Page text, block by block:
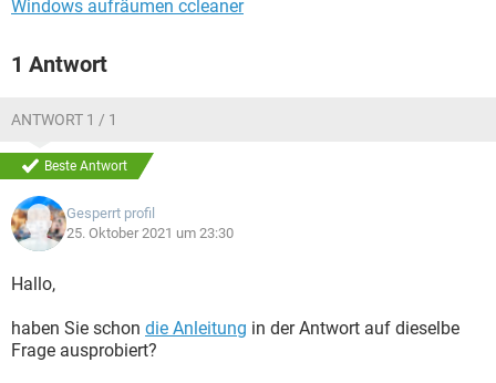
Windows aufräumen ccleaner
1 Antwort
ANTWORT 1 / 1
Beste Antwort
Gesperrt profil
25. Oktober 2021 um 23:30
Hallo,
haben Sie schon die Anleitung in der Antwort auf dieselbe
Frage ausprobiert?